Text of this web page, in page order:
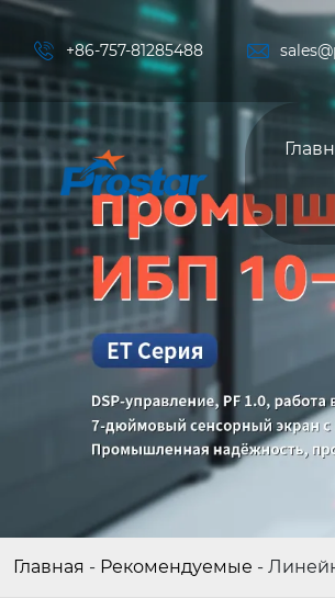
 +86-757-81285488 
Главная - Рекомендуемые -